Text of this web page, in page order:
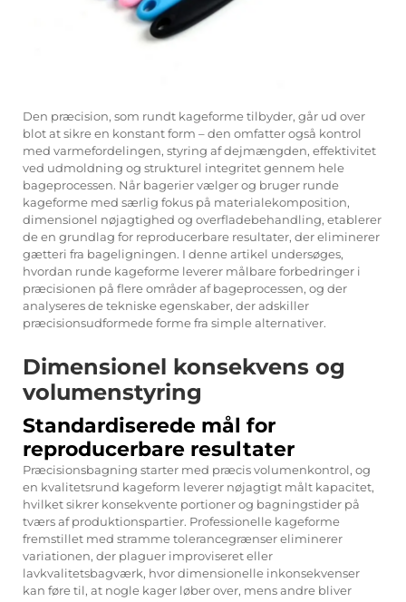
Den præcision, som rundt kageforme tilbyder, går ud over
blot at sikre en konstant form – den omfatter også kontrol
med varmefordelingen, styring af dejmængden, effektivitet
ved udmoldning og strukturel integritet gennem hele
bageprocessen. Når bagerier vælger og bruger runde
kageforme med særlig fokus på materialekomposition,
dimensionel nøjagtighed og overfladebehandling, etablerer
de en grundlag for reproducerbare resultater, der eliminerer
gætteri fra bageligningen. I denne artikel undersøges,
hvordan runde kageforme leverer målbare forbedringer i
præcisionen på flere områder af bageprocessen, og der
analyseres de tekniske egenskaber, der adskiller
præcisionsudformede forme fra simple alternativer.
Dimensionel konsekvens og
volumenstyring
Standardiserede mål for
reproducerbare resultater
Præcisionsbagning starter med præcis volumenkontrol, og
en kvalitetsrund kageform leverer nøjagtigt målt kapacitet,
hvilket sikrer konsekvente portioner og bagningstider på
tværs af produktionspartier. Professionelle kageforme
fremstillet med stramme tolerancegrænser eliminerer
variationen, der plaguer improviseret eller
lavkvalitetsbagværk, hvor dimensionelle inkonsekvenser
kan føre til, at nogle kager løber over, mens andre bliver